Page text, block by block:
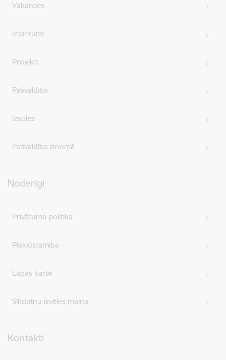
Vakances
Iepirkumi
Projekti
Pašvaldība
Izsoles
Pašvaldība iznomā
Noderīgi
Privātuma politika
Piekļūstamība
Lapas karte
Sīkdatņu izvēles maiņa
Kontakti